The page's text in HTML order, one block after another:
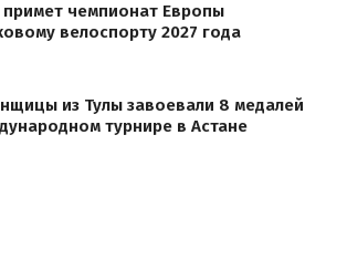
примет чемпионат Европы
велоспорту 2027 года
из Тулы завоевали 8 медалей
турнире в Астане